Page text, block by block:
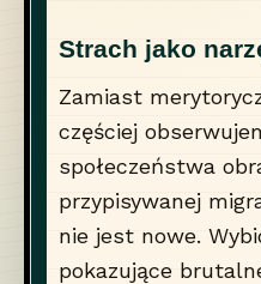
Strach jako
Zamiast
częściej
społeczeństwa
przypisywanej
nie jest nowe.
pokazujące